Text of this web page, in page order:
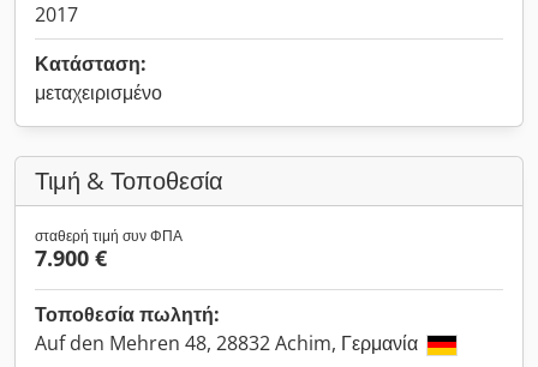
2017
Κατάσταση:
μεταχειρισμένο
Τιμή & Τοποθεσία
σταθερή τιμή συν ΦΠΑ
7.900 €
Τοποθεσία πωλητή:
Auf den Mehren 48, 28832 Achim, Γερμανία